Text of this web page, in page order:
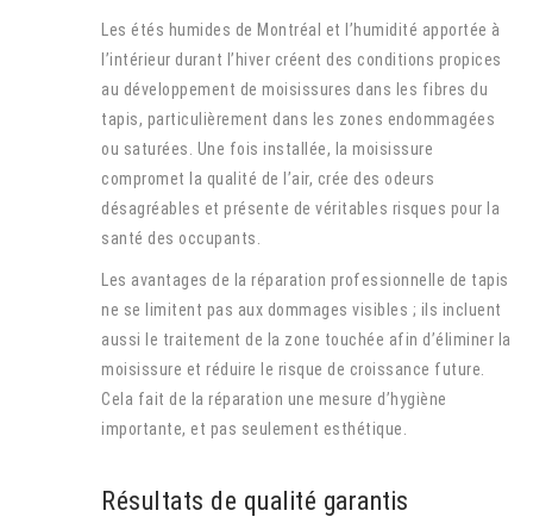
Les étés humides de Montréal et l’humidité apportée à
l’intérieur durant l’hiver créent des conditions propices
au développement de moisissures dans les fibres du
tapis, particulièrement dans les zones endommagées
ou saturées. Une fois installée, la moisissure
compromet la qualité de l’air, crée des odeurs
désagréables et présente de véritables risques pour la
santé des occupants.
Les avantages de la réparation professionnelle de tapis
ne se limitent pas aux dommages visibles ; ils incluent
aussi le traitement de la zone touchée afin d’éliminer la
moisissure et réduire le risque de croissance future.
Cela fait de la réparation une mesure d’hygiène
importante, et pas seulement esthétique.
Résultats de qualité garantis